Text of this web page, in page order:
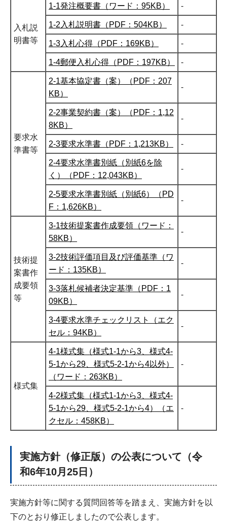
入札説
明書等
1-1発注概要書（ワード：95KB） -
1-2入札説明書（PDF：504KB） -
1-3入札心得（PDF：169KB） -
1-4郵便入札心得（PDF：197KB） -
要求水
準書等
2-1基本協定書（案）（PDF：207
KB）
-
2-2事業契約書（案）（PDF：1,12
8KB）
-
2-3要求水準書（PDF：1,213KB） -
2-4要求水準書別紙（別紙6を除
く）（PDF：12,043KB）
-
2-5要求水準書別紙（別紙6）（PD
F：1,626KB）
-
技術提
案書作
成要領
等
3-1技術提案書作成要領（ワード：
58KB）
-
3-2技術評価項目及び評価基準（ワ
ード：135KB）
-
3-3落札候補者決定基準（PDF：1
09KB）
-
3-4要求水準チェックリスト（エク
セル：94KB）
-
様式集
4-1様式集（様式1-1から3、様式4-
5-1から29、様式5-2-1から4以外）
（ワード：263KB）
-
4-2様式集（様式1-1から3、様式4-
5-1から29、様式5-2-1から4）（エ
クセル：458KB）
-
実施方針（修正版）の公表について（令
和6年10月25日）
実施方針等に関する質問回答等を踏まえ、実施方針を以
下のとおり修正しましたので公表します。